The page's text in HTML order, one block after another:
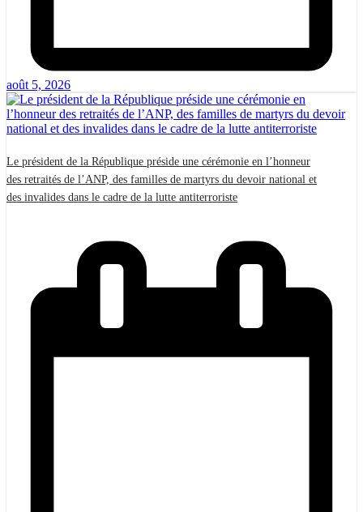
août 5, 2026
Le président de la République préside une cérémonie en l’honneur
des retraités de l’ANP, des familles de martyrs du devoir national et
des invalides dans le cadre de la lutte antiterroriste